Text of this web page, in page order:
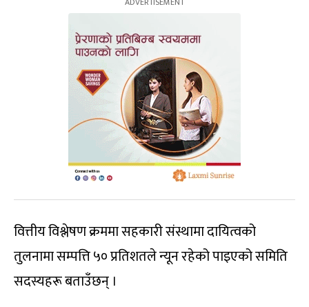
वित्तीय विश्लेषण क्रममा सहकारी संस्थामा दायित्वको
तुलनामा सम्पत्ति ५० प्रतिशतले न्यून रहेको पाइएको समिति
सदस्यहरू बताउँछन् ।